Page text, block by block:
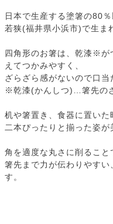
日本で生産する塗箸の80
若狭(福井県小浜市)で生ま
四角形のお箸は、乾漆※が
えてつかみやすく、
ざらざら感がないので口
※乾漆(かんしつ)…箸先の
机や箸置き、食器に置いた
二本ぴったりと揃った姿が
角を適度な丸さに削ること
箸先まで力が伝わりやす
す。